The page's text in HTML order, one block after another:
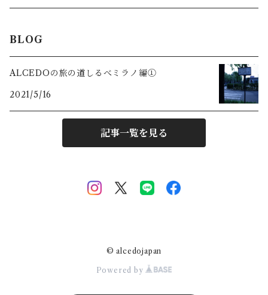
BLOG
ALCEDOの旅の道しるべミラノ編①
2021/5/16
記事一覧を見る
© alcedojapan
Powered by